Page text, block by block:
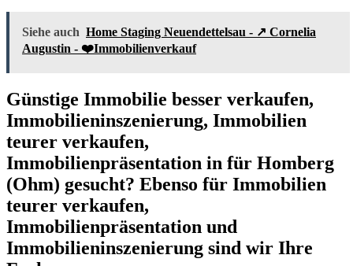
Siehe auch Home Staging Neuendettelsau - ↗️ Cornelia
Augustin - ❤️Immobilienverkauf
Günstige Immobilie besser verkaufen,
Immobilieninszenierung, Immobilien
teurer verkaufen,
Immobilienpräsentation in für Homberg
(Ohm) gesucht? Ebenso für Immobilien
teurer verkaufen,
Immobilienpräsentation und
Immobilieninszenierung sind wir Ihre